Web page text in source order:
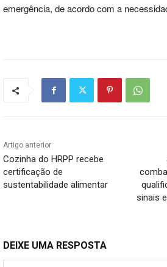
emergência, de acordo com a
Artigo anterior
Cozinha do HRPP recebe
certificação de
sustentabilidade alimentar
sinais
DEIXE UMA RESPOSTA